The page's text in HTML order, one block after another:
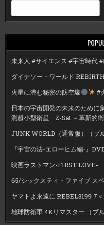
未来人 #サイエンス #宇宙時代
ダイナソー・ワールド
火星に潜む秘密の防空壕
#
日本の宇宙開発の未来のために
測超小型衛星 Z-Sat －革新的
JUNK WORLD（通常版）（ブ
『宇宙の法-エローヒム編-』
映画ラストマン-FIRST LOVE-
65/シックスティ・ファイブ ス
ヤマトよ永遠に REBEL3199 7
地球防衛軍 4Kリマスター （ブ